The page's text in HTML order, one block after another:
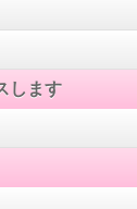
します